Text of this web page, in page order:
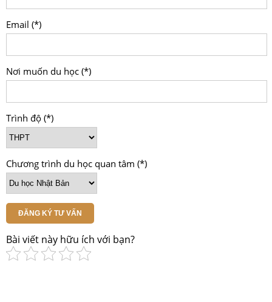
Email (*)
Nơi muốn du học (*)
Trình độ (*)
Chương trình du học quan tâm (*)
ĐĂNG KÝ TƯ VẤN
Bài viết này hữu ích với bạn?